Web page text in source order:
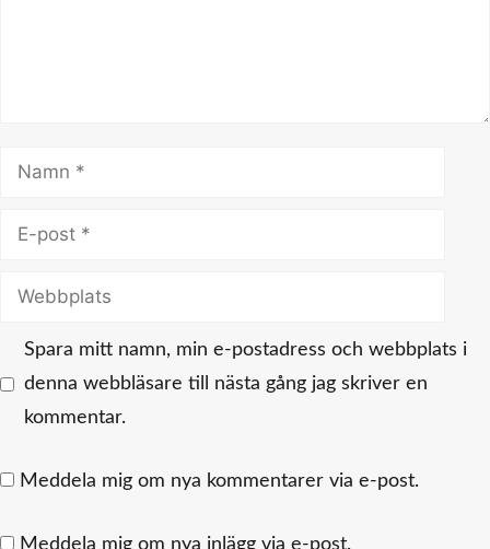
Namn
Webbplats
Spara mitt namn, min e-postadress och webbplats i
denna webbläsare till nästa gång jag skriver en
kommentar.
Meddela mig om nya kommentarer via e-post.
Meddela mig om nya inlägg via e-post.